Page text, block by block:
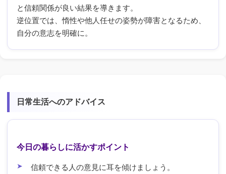
と信頼関係が良い結果を導きます。
逆位置では、惰性や他人任せの姿勢が障害となるため、
自分の意志を明確に。
日常生活へのアドバイス
今日の暮らしに活かすポイント
信頼できる人の意見に耳を傾けましょう。